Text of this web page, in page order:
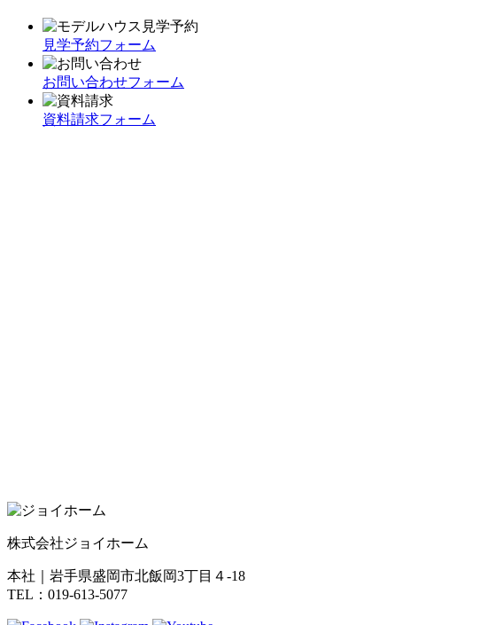
見学予約フォーム
お問い合わせフォーム
資料請求フォーム
株式会社ジョイホーム
本社｜岩手県盛岡市北飯岡3丁目４-18
TEL：019-613-5077